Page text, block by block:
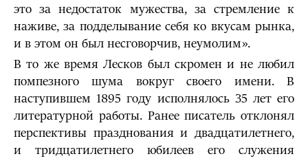
это за недостаток мужества, за стремление к
наживе, за подделывание себя ко вкусам рынка,
и в этом он был несговорчив, неумолим».
В то же время Лесков был скромен и не любил
помпезного шума вокруг своего имени. В
наступившем 1895 году исполнялось 35 лет его
литературной работы. Ранее писатель отклонял
перспективы празднования и двадцатилетнего,
и тридцатилетнего юбилеев его служения